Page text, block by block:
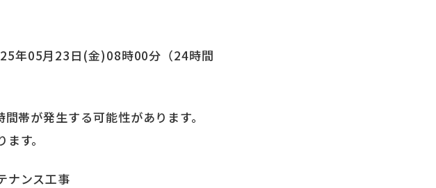
年05月23日(金)08時00分（24時間
帯が発生する可能性があります。
す。
ナンス工事